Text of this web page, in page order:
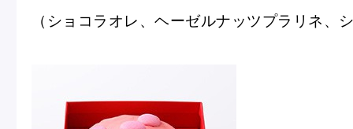
（ショコラオレ、ヘーゼルナッツプラリネ、